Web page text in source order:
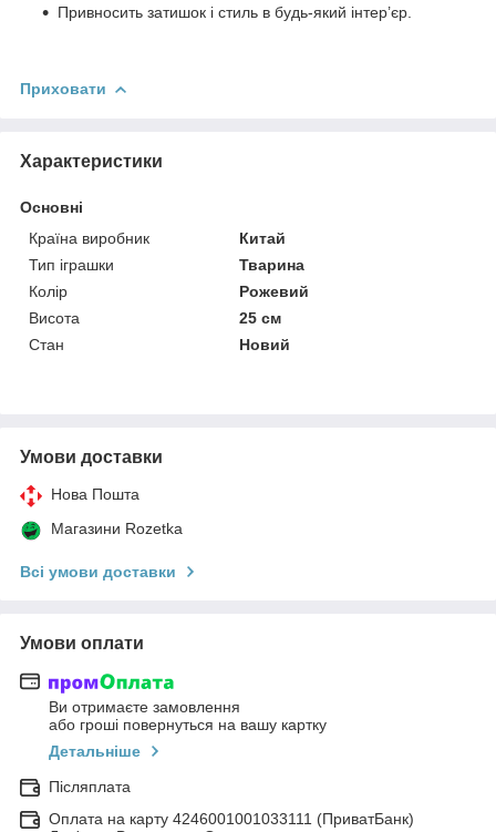
Привносить затишок і стиль в будь-який інтер’єр.
Приховати
Характеристики
Основні
Країна виробник
Китай
Тип іграшки
Тварина
Колір
Рожевий
Висота
25 см
Стан
Новий
Умови доставки
Нова Пошта
Магазини Rozetka
Всі умови доставки
Умови оплати
Ви отримаєте замовлення
або гроші повернуться на вашу картку
Детальніше
Післяплата
Оплата на карту 4246001001033111 (ПриватБанк)